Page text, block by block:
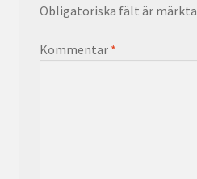
Obligatoriska fält är märkta
Kommentar *